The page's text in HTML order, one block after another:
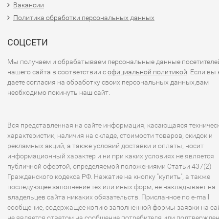
Профессиональная установка - это:
качественную медную трубу. Большинство других
российского производства, которая внутри имеет
пыли. Загрязняющие частицы оказывается внутри
герметичной трассы, что приводит к выходу
наружного блока мы покупаем кронштейны с
антикоррозионным покрытием, а также анкера
эксцентриковым дюбелем из мягкого пластика,
обеспечивающим максимально плотное
неровностям отверстия. При установке внутреннего
блока используются лучшие дюбеля MUNGO.
Армированной дренажный шланг. Мы применяем
специализированную дренажную систему пр-ва
Вакансии
Политика обработки персональных данных
СОЦСЕТИ
Мы получаем и обрабатываем персональные данные
нашего сайта в соответствии софициальной политикой . Если вы
даете согласия на обработку своих персональных данных,вам
необходимо покинуть наш сайт.
Вся представленная на сайте информация, касающаяся
характеристик, наличия на складе, стоимости товаров, скидок и
рекламных акций, а также условий доставки и оплаты, носит
информационный характер и ни при каких условиях не является
публичной офертой, определяемой положениями Статьи 437(2)
Гражданского кодекса РФ. Нажатие на кнопку "купить", а также
последующее заполнение тех или иных форм, не накладывает на
владельцев сайта никаких обязательств. Присланное по e-mail
сообщение, содержащее копию заполненной формы заявки на